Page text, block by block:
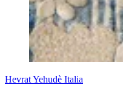
Hevrat Yehudè Italia